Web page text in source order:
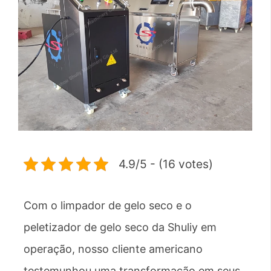
4.9/5 - (16 votes)
Com o limpador de gelo seco e o
peletizador de gelo seco da Shuliy em
operação, nosso cliente americano